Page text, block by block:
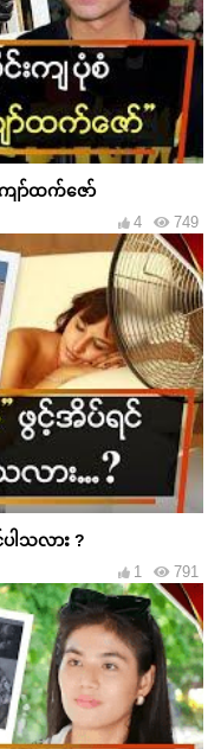
ော်ထက်ဇော်
749
4
ါသလား ?
791
1